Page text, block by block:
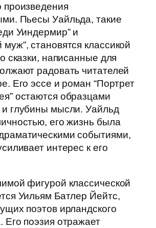
произведения
Пьесы Уайльда, такие
Уиндермир” и
становятся классикой
сказки, написанные для
радовать читателей
Его эссе и роман “Портрет
остаются образцами
и глубины мысли. Уайльд
его жизнь была
событиями,
интерес к его
фигурой классической
Уильям Батлер Йейтс,
поэтов ирландского
Его поэзия отражает